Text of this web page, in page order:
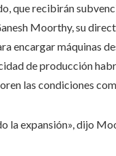
que recibirán
Moorthy, su
encargar máquinas
de producción
las condiciones
la expansión», dijo